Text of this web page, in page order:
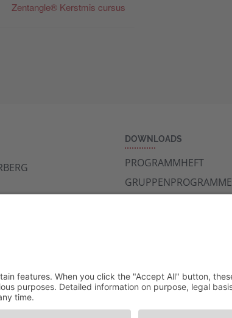
Zentangle® Kerstmis cursus
OP MET
DOWNLOADS
PROGRAMMHEFT
GRUPPENPROGRAMME